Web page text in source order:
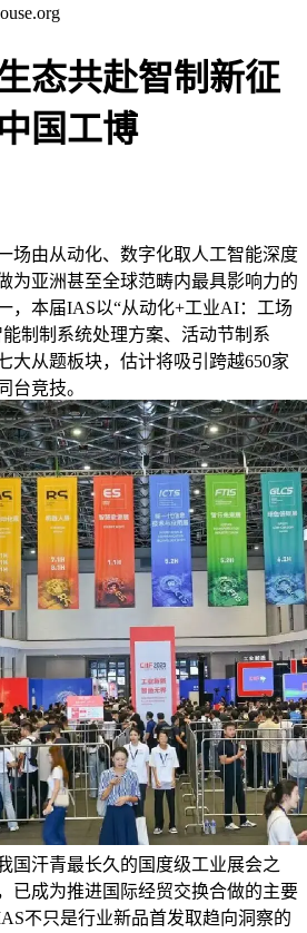
态共赴智制新征
国工博
由从动化、数字化取人工智能深度
为亚洲甚至全球范畴内最具影响力的
，本届IAS以“从动化+工业AI：工场
制制系统处理方案、活动节制系
大从题板块，估计将吸引跨越650家
台竞技。
国汗青最长久的国度级工业展会之
已成为推进国际经贸交换合做的主要
不只是行业新品首发取趋向洞察的